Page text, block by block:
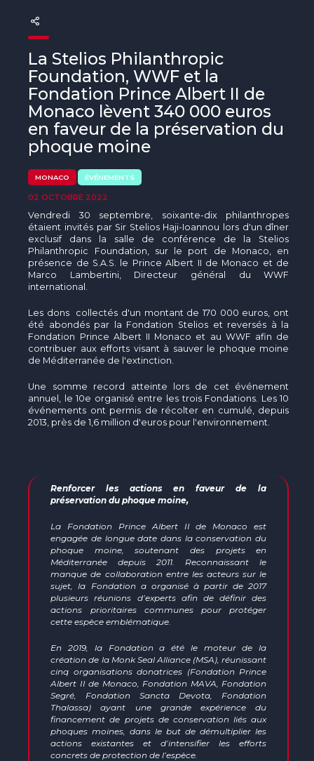
Beyond Plastic Med : BeMed
OACIS
Initiative Homme - Faune sauvage
The Green Shift Initiative
La Stelios Philanthropic
Foundation, WWF et la
Fondation Prince Albert II de
Monaco lèvent 340 000 euros
en faveur de la préservation du
phoque moine
MONACO ÉVÉNEMENTS
02 OCTOBRE 2022
Vendredi 30 septembre, soixante-dix philanthropes
étaient invités par Sir Stelios Haji-Ioannou lors d'un dîner
exclusif dans la salle de conférence de la Stelios
Philanthropic Foundation, sur le port de Monaco, en
présence de S.A.S. le Prince Albert II de Monaco et de
Marco Lambertini, Directeur général du WWF
international.
Les dons collectés d'un montant de 170 000 euros, ont
été abondés par la Fondation Stelios et reversés à la
Fondation Prince Albert II Monaco et au WWF afin de
contribuer aux efforts visant à sauver le phoque moine
de Méditerranée de l'extinction.
Une somme record atteinte lors de cet événement
annuel, le 10e organisé entre les trois Fondations. Les 10
événements ont permis de récolter en cumulé, depuis
2013, près de 1,6 million d'euros pour l'environnement.
Renforcer les actions en faveur de la
préservation du phoque moine,
La Fondation Prince Albert II de Monaco est
engagée de longue date dans la conservation du
phoque moine, soutenant des projets en
Méditerranée depuis 2011. Reconnaissant le
manque de collaboration entre les acteurs sur le
sujet, la Fondation a organisé à partir de 2017
plusieurs réunions d’experts afin de définir des
actions prioritaires communes pour protéger
cette espèce emblématique.
En 2019, la Fondation a été le moteur de la
création de la Monk Seal Alliance (MSA), réunissant
cinq organisations donatrices (Fondation Prince
Albert II de Monaco, Fondation MAVA, Fondation
Segré, Fondation Sancta Devota, Fondation
Thalassa) ayant une grande expérience du
financement de projets de conservation liés aux
phoques moines, dans le but de démultiplier les
actions existantes et d’intensifier les efforts
concrets de protection de l’espèce.